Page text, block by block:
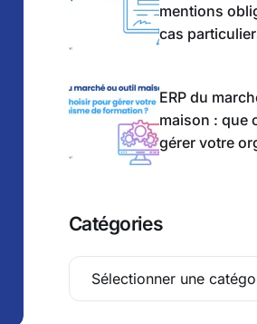
mentions
cas
ERP du
maison : que
gérer votre
Catégories